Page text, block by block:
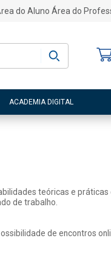
do Aluno Área do
ACADEMIA DIGITAL
teóricas e
de trabalho.
de encontros